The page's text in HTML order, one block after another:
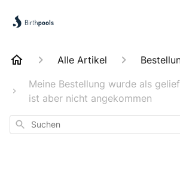
Alle Artikel
Meine Bestellung wurde als
ist aber nicht angekommen
Suchen